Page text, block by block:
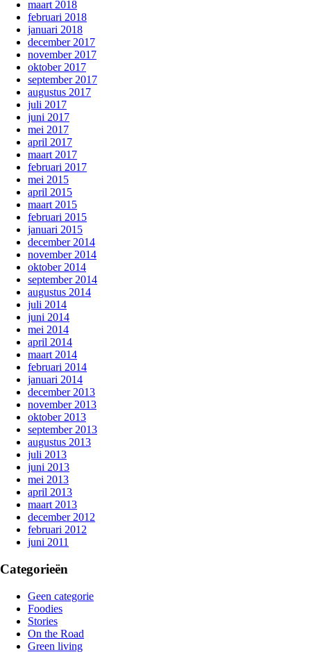
maart 2018
februari 2018
januari 2018
december 2017
november 2017
oktober 2017
september 2017
augustus 2017
juli 2017
juni 2017
mei 2017
april 2017
maart 2017
februari 2017
mei 2015
april 2015
maart 2015
februari 2015
januari 2015
december 2014
november 2014
oktober 2014
september 2014
augustus 2014
juli 2014
juni 2014
mei 2014
april 2014
maart 2014
februari 2014
januari 2014
december 2013
november 2013
oktober 2013
september 2013
augustus 2013
juli 2013
juni 2013
mei 2013
april 2013
maart 2013
december 2012
februari 2012
juni 2011
Categorieën
Geen categorie
Foodies
Stories
On the Road
Green living